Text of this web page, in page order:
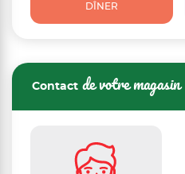
DÎNER
Contact de votre magasin